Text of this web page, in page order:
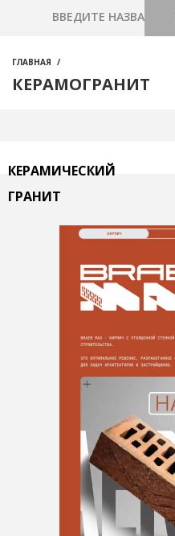
ГЛАВНАЯ
КЕРАМОГРАНИТ
КЕРАМИЧЕСКИЙ
ГРАНИТ